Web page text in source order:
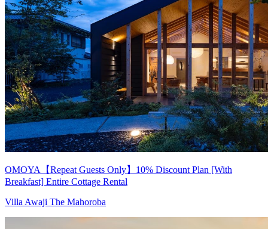
OMOYA【Repeat Guests Only】10% Discount Plan [With
Breakfast] Entire Cottage Rental
Villa Awaji The Mahoroba